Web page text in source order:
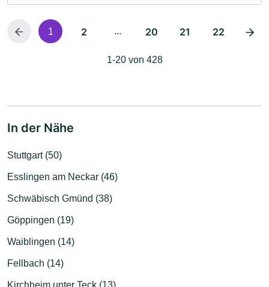
1 2 ... 20 21 22
1-20 von 428
In der Nähe
Stuttgart (50)
Esslingen am Neckar (46)
Schwäbisch Gmünd (38)
Göppingen (19)
Waiblingen (14)
Fellbach (14)
Kirchheim unter Teck (13)